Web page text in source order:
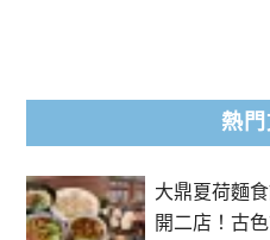
熱
大鼎夏荷麵
開二店！古